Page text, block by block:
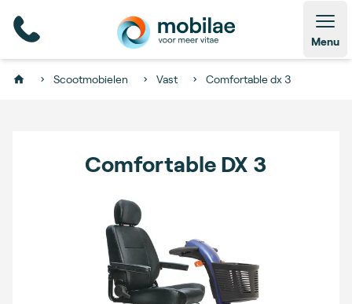
Menu
Home Scootmobielen Vast Comfortable dx 3
Comfortable DX 3